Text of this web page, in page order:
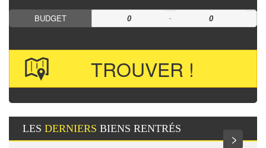
BUDGET -
LES DERNIERS BIENS RENTRÉS
>